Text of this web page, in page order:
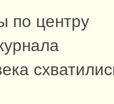
по центру